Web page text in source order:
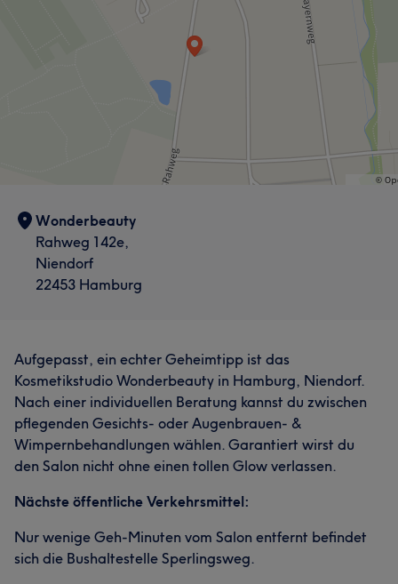
Wonderbeauty
Rahweg 142e,
Niendorf
22453 Hamburg
Aufgepasst, ein echter Geheimtipp ist das
Kosmetikstudio Wonderbeauty in Hamburg, Niendorf.
Nach einer individuellen Beratung kannst du zwischen
pflegenden Gesichts- oder Augenbrauen- &
Wimpernbehandlungen wählen. Garantiert wirst du
den Salon nicht ohne einen tollen Glow verlassen.
Nächste öffentliche Verkehrsmittel:
Nur wenige Geh-Minuten vom Salon entfernt befindet
sich die Bushaltestelle Sperlingsweg.